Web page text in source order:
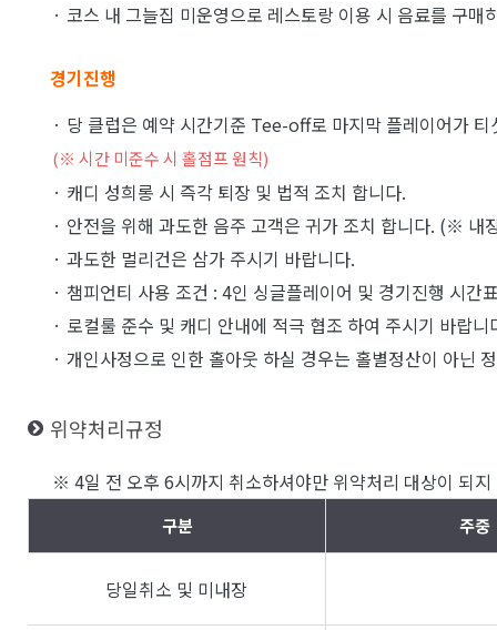
· 코스 내 그늘집 미운영으로 레스토랑 이용 시 음료를 구
경기진행
· 당 클럽은 예약 시간기준 Tee-off로 마지막 플레이어가
(※ 시간 미준수 시 홀점프 원칙)
· 캐디 성희롱 시 즉각 퇴장 및 법적 조치 합니다.
· 안전을 위해 과도한 음주 고객은 귀가 조치 합니다. (※
· 과도한 멀리건은 삼가 주시기 바랍니다.
· 챔피언티 사용 조건 : 4인 싱글플레이어 및 경기진행 시간
· 로컬룰 준수 및 캐디 안내에 적극 협조 하여 주시기 바랍니
· 개인사정으로 인한 홀아웃 하실 경우는 홀별정산이 아닌
위약처리규정
※ 4일 전 오후 6시까지 취소하셔야만 위약처리 대상이 되
구분 주중
당일취소 및 미내장